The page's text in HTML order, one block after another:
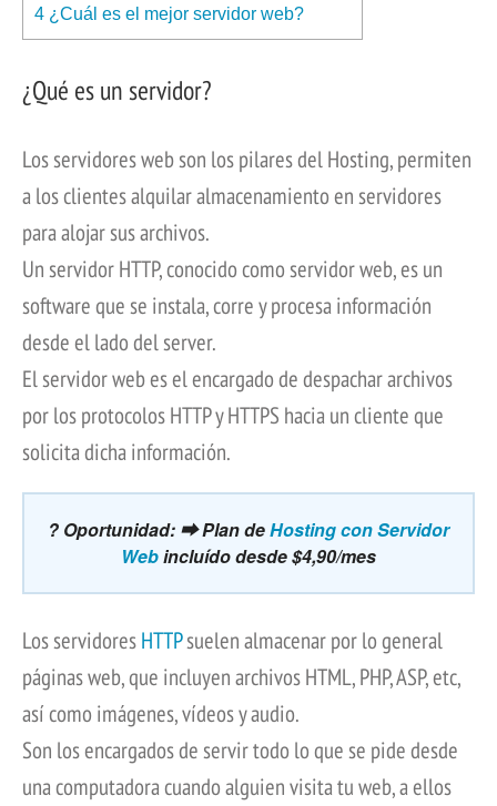
4 ¿Cuál es el mejor servidor web?
¿Qué es un servidor?
Los servidores web son los pilares del Hosting, permiten
a los clientes alquilar almacenamiento en servidores
para alojar sus archivos.
Un servidor HTTP, conocido como servidor web, es un
software que se instala, corre y procesa información
desde el lado del server.
El servidor web es el encargado de despachar archivos
por los protocolos HTTP y HTTPS hacia un cliente que
solicita dicha información.
? Oportunidad: ⮕ Plan deHosting con Servidor
Webincluído desde $4,90/mes
Los servidoresHTTPsuelen almacenar por lo general
páginas web, que incluyen archivos HTML, PHP, ASP, etc,
así como imágenes, vídeos y audio.
Son los encargados de servir todo lo que se pide desde
una computadora cuando alguien visita tu web, a ellos